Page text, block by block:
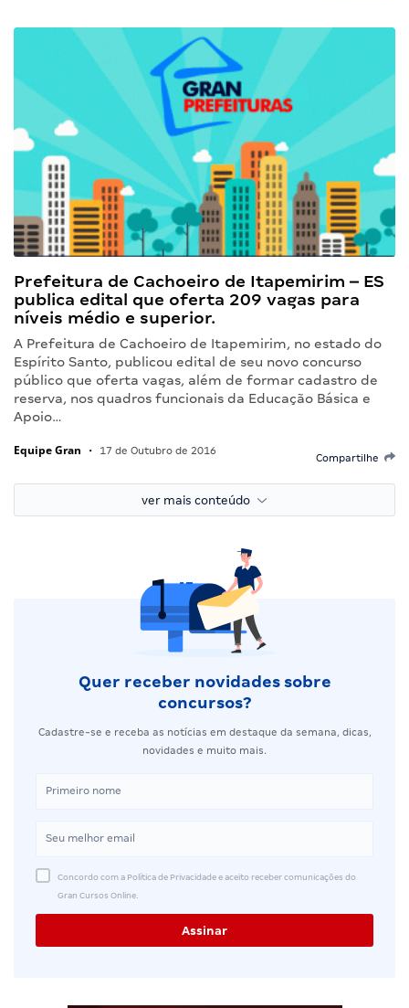
Prefeitura de Cachoeiro de Itapemirim – ES
publica edital que oferta 209 vagas para
níveis médio e superior.
A Prefeitura de Cachoeiro de Itapemirim, no estado do
Espírito Santo, publicou edital de seu novo concurso
público que oferta vagas, além de formar cadastro de
reserva, nos quadros funcionais da Educação Básica e
Apoio…
Equipe Gran • 17 de Outubro de 2016
Compartilhe
ver mais conteúdo
Quer receber novidades sobre
concursos?
Cadastre-se e receba as notícias em destaque da semana, dicas,
novidades e muito mais.
Concordo com a Política de Privacidade e aceito receber comunicações do
Gran Cursos Online.